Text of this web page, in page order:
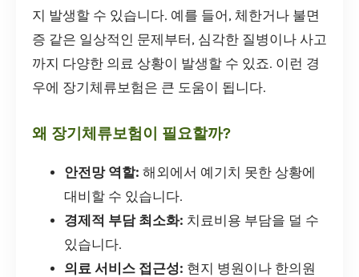
지 발생할 수 있습니다. 예를 들어, 체한거나 불면
증 같은 일상적인 문제부터, 심각한 질병이나 사고
까지 다양한 의료 상황이 발생할 수 있죠. 이런 경
우에 장기체류보험은 큰 도움이 됩니다.
왜 장기체류보험이 필요할까?
안전망 역할: 해외에서 예기치 못한 상황에
대비할 수 있습니다.
경제적 부담 최소화: 치료비용 부담을 덜 수
있습니다.
의료 서비스 접근성: 현지 병원이나 한의원